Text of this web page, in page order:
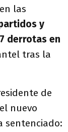
las
y
derrotas en
tras la
de
nuevo
sentenciado: